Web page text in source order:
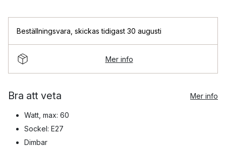
Beställningsvara skickas tidigast 30 augusti
Mer info
Bra att veta Mer info
Watt, max: 60
Sockel: E27
Dimbar